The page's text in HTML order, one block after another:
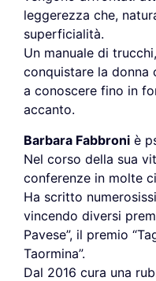
leggerezza che,
superficialità.
Un manuale di
conquistare la donna
a conoscere fino in
accanto.
Barbara Fabbroni è
Nel corso della sua
conferenze in molte
Ha scritto
vincendo diversi
Pavese”, il premio
Taormina”.
Dal 2016 cura una